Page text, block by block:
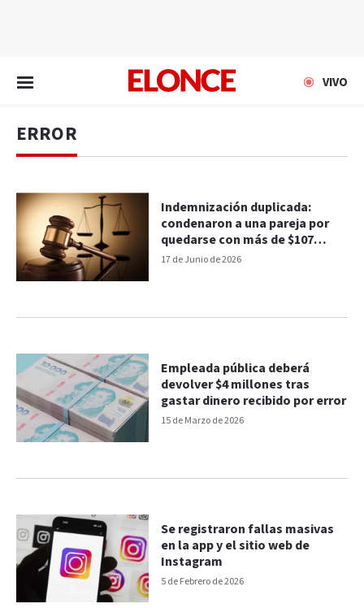
VIVO
ERROR
17 de Junio de 2026
Indemnización duplicada:
condenaron a una pareja por
quedarse con más de $107
millones depositados por error
15 de Marzo de 2026
Empleada pública deberá
devolver $4 millones tras
gastar dinero recibido por error
5 de Febrero de 2026
Se registraron fallas masivas
en la app y el sitio web de
Instagram